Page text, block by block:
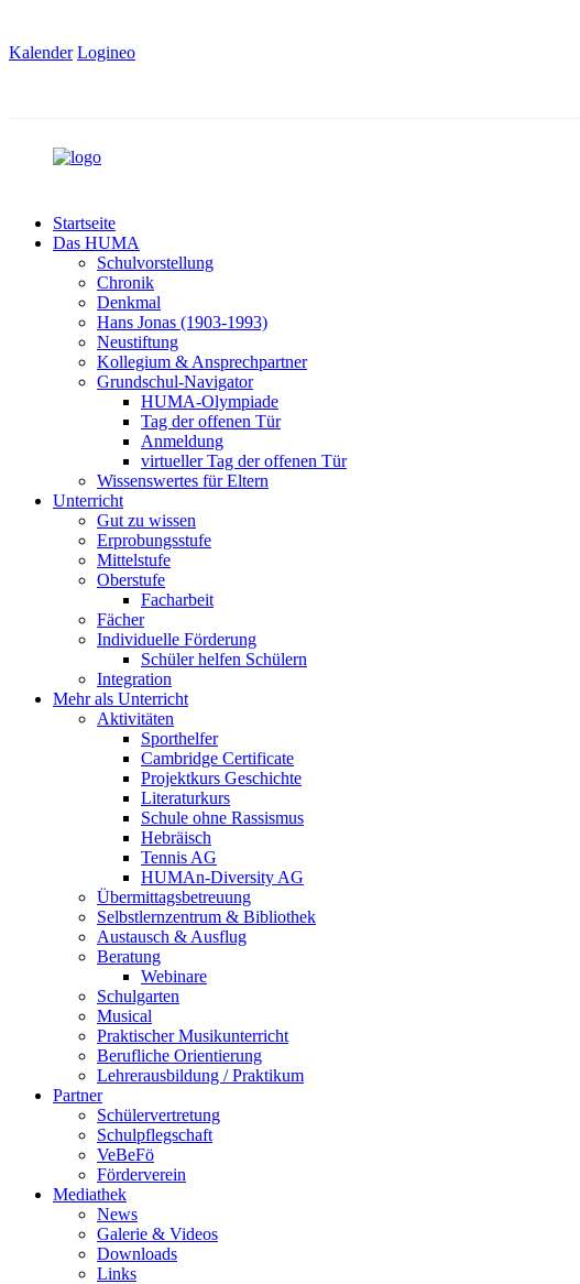
Kalender Logineo
Startseite
Das HUMA
Schulvorstellung
Chronik
Denkmal
Hans Jonas (1903-1993)
Neustiftung
Kollegium & Ansprechpartner
Grundschul-Navigator
HUMA-Olympiade
Tag der offenen Tür
Anmeldung
virtueller Tag der offenen Tür
Wissenswertes für Eltern
Unterricht
Gut zu wissen
Erprobungsstufe
Mittelstufe
Oberstufe
Facharbeit
Fächer
Individuelle Förderung
Schüler helfen Schülern
Integration
Mehr als Unterricht
Aktivitäten
Sporthelfer
Cambridge Certificate
Projektkurs Geschichte
Literaturkurs
Schule ohne Rassismus
Hebräisch
Tennis AG
HUMAn-Diversity AG
Übermittagsbetreuung
Selbstlernzentrum & Bibliothek
Austausch & Ausflug
Beratung
Webinare
Schulgarten
Musical
Praktischer Musikunterricht
Berufliche Orientierung
Lehrerausbildung / Praktikum
Partner
Schülervertretung
Schulpflegschaft
VeBeFö
Förderverein
Mediathek
News
Galerie & Videos
Downloads
Links